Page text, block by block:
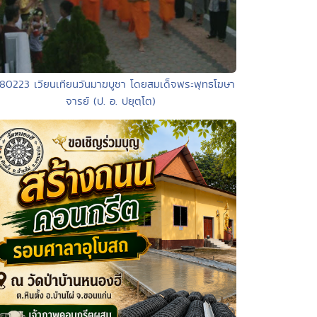
เวียนเทียนวันมาฆบูชา โดยสมเด็จพระพุทธโฆษา
จารย์ (ป. อ. ปยุตฺโต)